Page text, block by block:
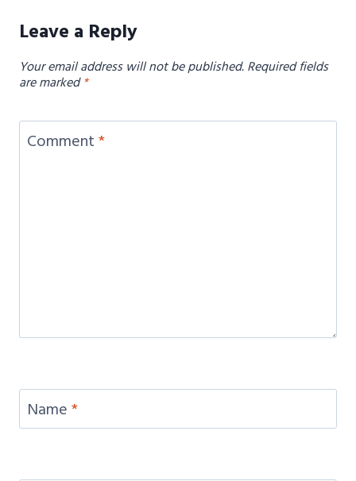
Leave a Reply
Your email address will not be published.Required fields
are marked*
Comment*
Name*